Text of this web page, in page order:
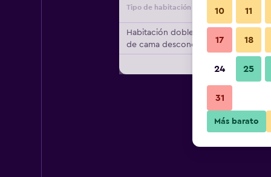
Tipo de habitación
Habitación doble, tipo
de cama desconocido
10 11
17 18
24 25
31
Más barato